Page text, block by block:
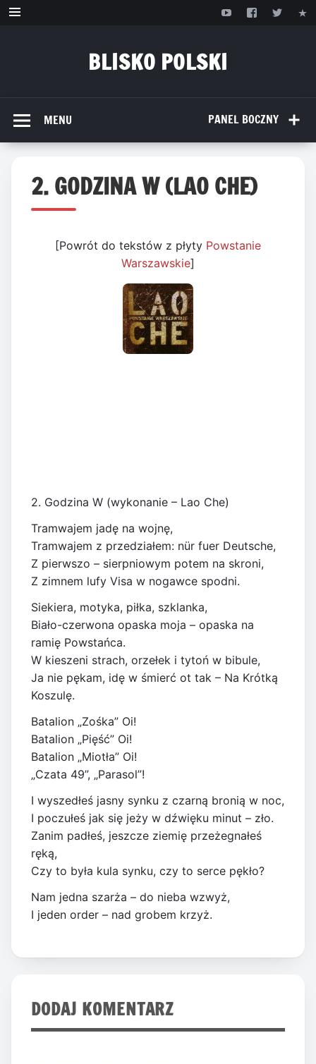
Przejdź
BLISKO POLSKI
PANEL BOCZNY
MENU
2. GODZINA W (LAO CHE)
[Powrót do tekstów z płyty Powstanie
Warszawskie]
2. Godzina W (wykonanie – Lao Che)
Tramwajem jadę na wojnę,
Tramwajem z przedziałem: nür fuer Deutsche,
Z pierwszo – sierpniowym potem na skroni,
Z zimnem lufy Visa w nogawce spodni.
Siekiera, motyka, piłka, szklanka,
Biało-czerwona opaska moja – opaska na
ramię Powstańca.
W kieszeni strach, orzełek i tytoń w bibule,
Ja nie pękam, idę w śmierć ot tak – Na Krótką
Koszulę.
Batalion „Zośka” Oi!
Batalion „Pięść” Oi!
Batalion „Miotła” Oi!
„Czata 49”, „Parasol”!
I wyszedłeś jasny synku z czarną bronią w noc,
I poczułeś jak się jeży w dźwięku minut – zło.
Zanim padłeś, jeszcze ziemię przeżegnałeś
ręką,
Czy to była kula synku, czy to serce pękło?
Nam jedna szarża – do nieba wzwyż,
I jeden order – nad grobem krzyż.
DODAJ KOMENTARZ